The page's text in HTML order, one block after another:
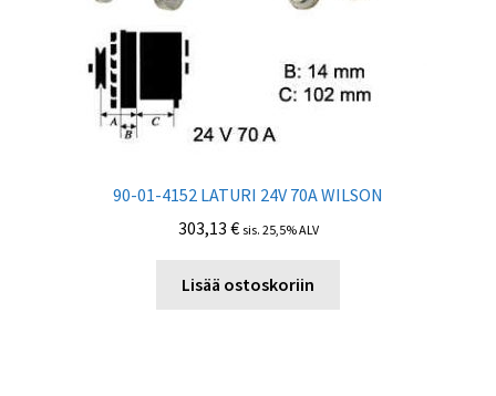
90-01-4152 LATURI 24V 70A WILSON
303,13 € sis. 25,5% ALV
Lisää ostoskoriin